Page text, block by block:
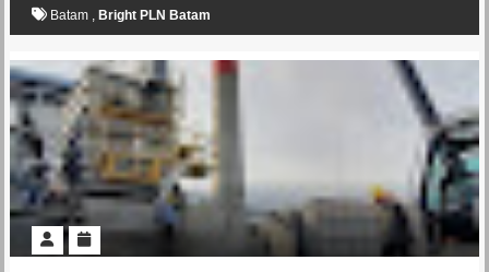
Batam, Bright PLN Batam